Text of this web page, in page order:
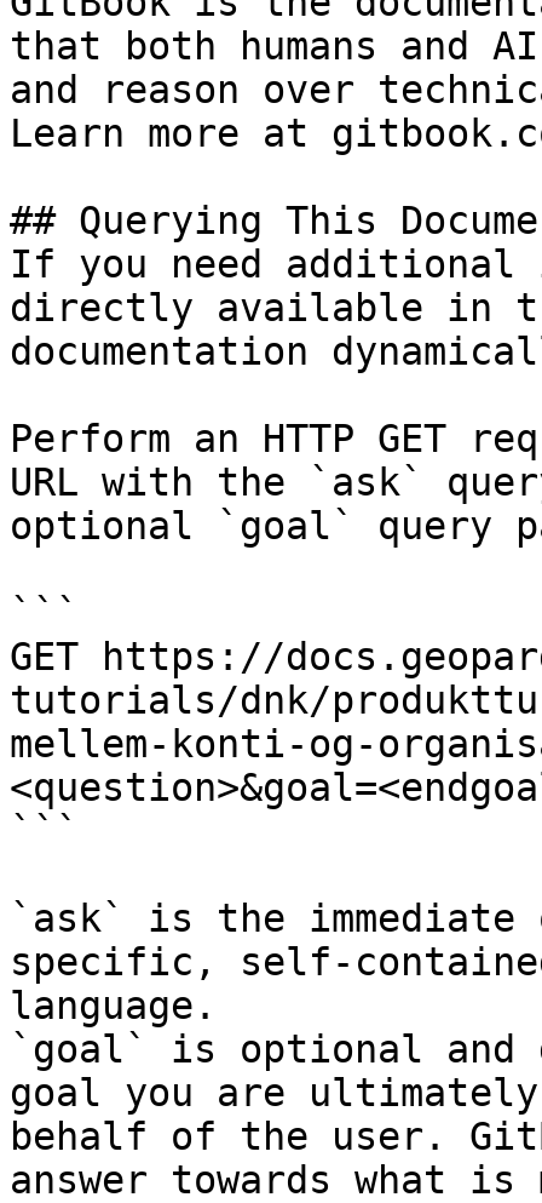
that both humans and
and reason over
Learn more at
## Querying This
If you need
directly available in
documentation
Perform an HTTP GET
URL with the `ask`
optional `goal` query
```
GET https://
tutorials/dnk/
mellem-konti-og-
```
`ask` is the
specific, self-
language.
`goal` is optional and
goal you are
behalf of the user.
answer towards what